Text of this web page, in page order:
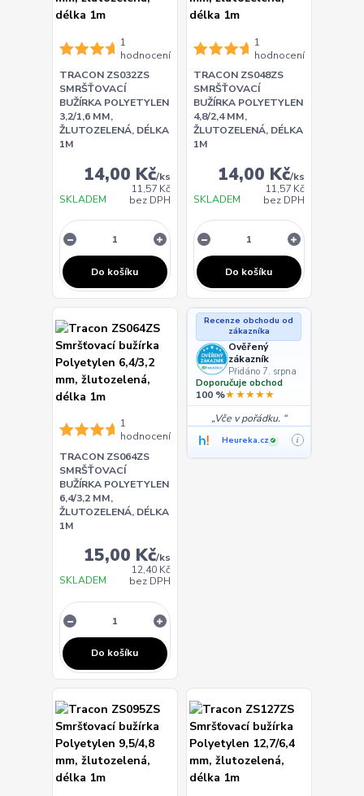
1
hodnocení
TRACON ZS032ZS
SMRŠŤOVACÍ
BUŽÍRKA POLYETYLEN
3,2/1,6 MM,
ŽLUTOZELENÁ, DÉLKA
1M
14,00 Kč/ks
11,57 Kč
bez DPH
SKLADEM
Do košíku
1
hodnocení
TRACON ZS048ZS
SMRŠŤOVACÍ
BUŽÍRKA POLYETYLEN
4,8/2,4 MM,
ŽLUTOZELENÁ, DÉLKA
1M
14,00 Kč/ks
11,57 Kč
bez DPH
SKLADEM
Do košíku
1
hodnocení
TRACON ZS064ZS
SMRŠŤOVACÍ
BUŽÍRKA POLYETYLEN
6,4/3,2 MM,
ŽLUTOZELENÁ, DÉLKA
1M
15,00 Kč/ks
12,40 Kč
bez DPH
SKLADEM
Do košíku
Recenze obchodu od
zákazníka
Ověřený
zákazník
Přidáno 7. srpna
Doporučuje obchod
100 %★★★★★
Vče v pořádku.
Heureka.cz ✓ i